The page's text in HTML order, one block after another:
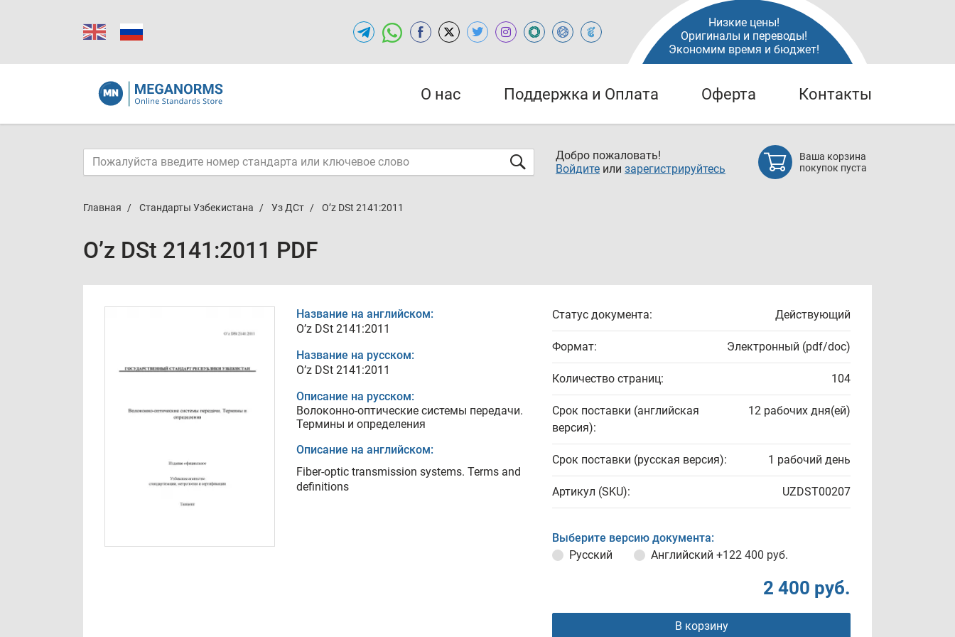
Низкие цены!
Оригиналы и переводы!
Экономим время и бюджет!
О нас Поддержка и Оплата Оферта Контакты
Добро пожаловать!
Войдите или зарегистрируйтесь
Ваша корзина
покупок пуста
Главная Стандарты Узбекистана Уз ДСт O’z DSt 2141:2011
O’z DSt 2141:2011 PDF
Название на английском:
O’z DSt 2141:2011
Название на русском:
O’z DSt 2141:2011
Описание на русском:
Волоконно-оптические системы передачи.
Термины и определения
Описание на английском:
Fiber-optic transmission systems. Terms and
definitions
Статус документа: Действующий
Формат: Электронный (pdf/doc)
Количество страниц: 104
Срок поставки (английская
версия):
12 рабочих дня(ей)
Срок поставки (русская версия): 1 рабочий день
Артикул (SKU): UZDST00207
Выберите версию документа:
Русский
Английский +122 400 руб.
2 400 руб.
В корзину